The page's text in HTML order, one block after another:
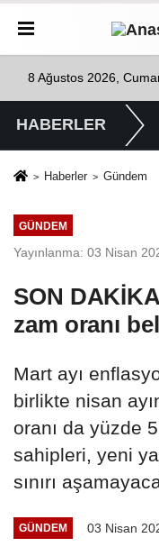
8 Ağustos 2026,
HABERLER
Haberler Gündem
GÜNDEM
Yayınlanma: 03 Nisan
SON
zam oranı
Mart ayı
birlikte nisan
oranı da yüzde
sahipleri, yeni
sınırı
GÜNDEM 03 Nisan